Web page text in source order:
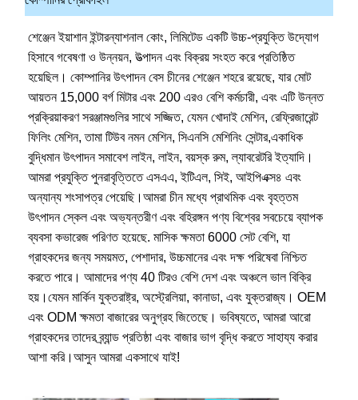
শেঞ্জেন ইয়াশান ইন্টারন্যাশনাল কোং, লিমিটেড একটি উচ্চ-প্রযুক্তি উদ্যোগ
হিসাবে গবেষণা ও উন্নয়ন, উত্পাদন এবং বিক্রয় সংহত করে প্রতিষ্ঠিত
হয়েছিল। কোম্পানির উৎপাদন বেস চীনের শেঞ্জেন শহরে রয়েছে, যার মোট
আয়তন 15,000 বর্গ মিটার এবং 200 এরও বেশি কর্মচারী, এবং এটি উন্নত
প্রক্রিয়াকরণ সরঞ্জামগুলির সাথে সজ্জিত, যেমন খোদাই মেশিন, রেফ্রিজারেন্ট
ফিলিং মেশিন, তামা টিউব নমন মেশিন, সিএনসি মেশিনিং সেন্টার,একাধিক
বুদ্ধিমান উৎপাদন সমাবেশ লাইন, লাইন, বয়স্ক রুম, ল্যাবরেটরি ইত্যাদি।
আমরা প্রযুক্তি পুনরাবৃত্তিতে এসএএ, ইটিএল, সিই, আইপিএক্স৪ এবং
অন্যান্য শংসাপত্র পেয়েছি।আমরা চীন মধ্যে প্রাথমিক এবং বৃহত্তম
উৎপাদন স্কেল এবং অভ্যন্তরীণ এবং বহিরঙ্গন পণ্য বিশ্বের সবচেয়ে ব্যাপক
ব্যবসা কভারেজ পরিণত হয়েছে. মাসিক ক্ষমতা 6000 সেট বেশি, যা
গ্রাহকদের জন্য সময়মত, পেশাদার, উচ্চমানের এবং দক্ষ পরিষেবা নিশ্চিত
করতে পারে। আমাদের পণ্য 40 টিরও বেশি দেশ এবং অঞ্চলে ভাল বিক্রি
হয়।যেমন মার্কিন যুক্তরাষ্ট্র, অস্ট্রেলিয়া, কানাডা, এবং যুক্তরাজ্য। OEM
এবং ODM ক্ষমতা বাজারের অনুগ্রহ জিতেছে। ভবিষ্যতে, আমরা আরো
গ্রাহকদের তাদের ব্র্যান্ড প্রতিষ্ঠা এবং বাজার ভাগ বৃদ্ধি করতে সাহায্য করার
আশা করি।আসুন আমরা একসাথে যাই!